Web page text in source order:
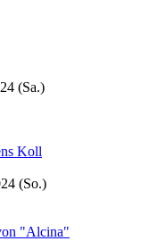
(Sa.)
Koll
(So.)
"Alcina"